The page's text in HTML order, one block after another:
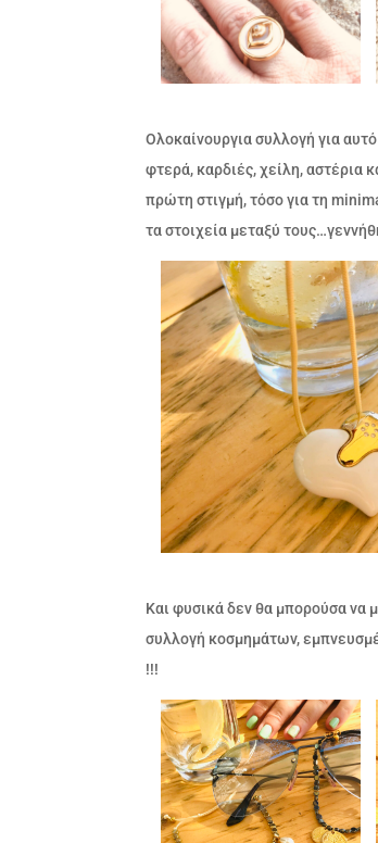
Ολοκαίνουργια συλλογή για
φτερά, καρδιές, χείλη, αστέρια
πρώτη στιγμή, τόσο για τη
τα στοιχεία μεταξύ
Και φυσικά δεν θα μπορούσα να
συλλογή κοσμημάτων,
!!!